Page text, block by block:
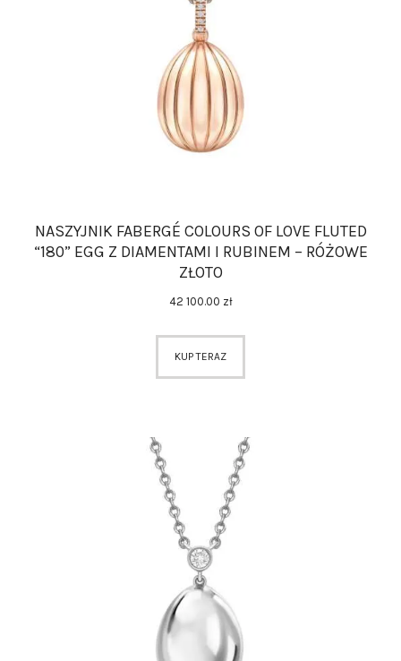
NASZYJNIK FABERGÉ COLOURS OF LOVE FLUTED
“180” EGG Z DIAMENTAMI I RUBINEM – RÓŻOWE
ZŁOTO
42 100.00 zł
KUP TERAZ